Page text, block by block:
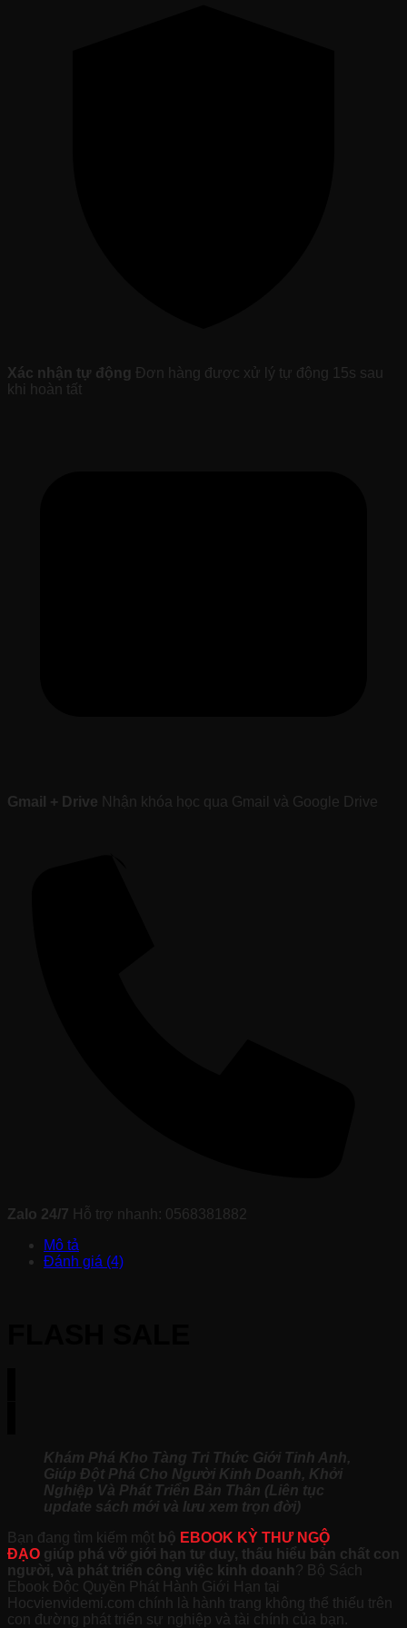
Xác nhận tự động Đơn hàng được xử lý tự động 15s sau
khi hoàn tất
Gmail + Drive Nhận khóa học qua Gmail và Google Drive
Zalo 24/7 Hỗ trợ nhanh: 0568381882
Mô tả
Đánh giá (4)
Khám Phá Kho Tàng Tri Thức Giới Tinh Anh,
Giúp Đột Phá Cho Người Kinh Doanh, Khởi
Nghiệp Và Phát Triển Bản Thân (Liên tục
update sách mới và lưu xem trọn đời)
Bạn đang tìm kiếm một bộ EBOOK KỲ THƯ NGỘ
ĐẠO giúp phá vỡ giới hạn tư duy, thấu hiểu bản chất con
người, và phát triển công việc kinh doanh? Bộ Sách
Ebook Độc Quyền Phát Hành Giới Hạn tại
Hocvienvidemi.com chính là hành trang không thể thiếu trên
con đường phát triển sự nghiệp và tài chính của bạn.